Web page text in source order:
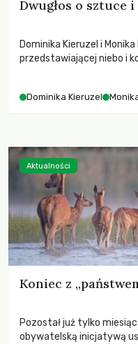
Dwugłos o sztuce
Dominika Kieruzel i
przedstawiającej niebo i
Dominika Kieruzel
Koniec z
Pozostał już tylko
obywatelską inicjatywą
Aktualności